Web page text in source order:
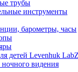
трубы
инструменты
барометры, часы
детей Levenhuk
видения